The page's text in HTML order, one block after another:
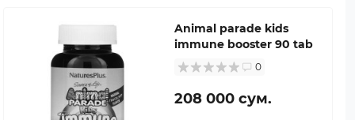
Animal parade kids
immune booster 90 tab
0
208 000 сум.